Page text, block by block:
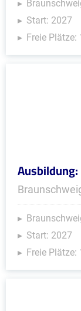
Start: 2027
Freie Plätze:
Start: 2027
Freie Plätze: